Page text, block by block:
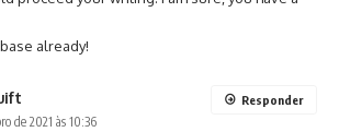
already!
de 2021 às 10:36
Responder